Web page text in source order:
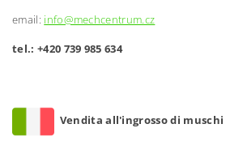
email: info@mechcentrum.cz
tel.: +420 739 985 634
Vendita all'ingrosso di